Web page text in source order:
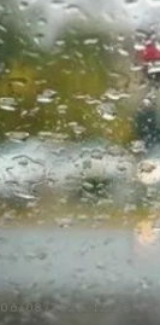
06/08/2026 12:28:00